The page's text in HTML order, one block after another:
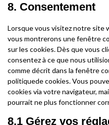
8. Consentement
Lorsque vous visitez notre site
vous montrerons une fenêtre
sur les cookies. Dès que vous
consentez à ce que nous
comme décrit dans la fenêtre
politiquede cookies. Vous
cookies via votre navigateur,
pourrait ne plus fonctionner
8.1 Gérez vos